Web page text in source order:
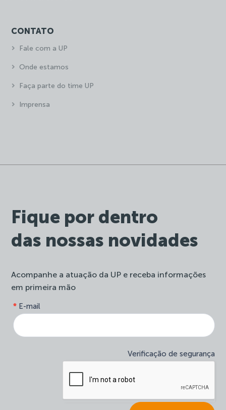
Fique por dentro
das nossas novidades
Acompanhe a atuação da UP e receba informações
em primeira mão
site-
newsletter
E-mail
*
Verificação de segurança
você
é
humano,
este
campo
branco.
CONTATO
Fale com a UP
Onde estamos
Faça parte do time UP
Imprensa